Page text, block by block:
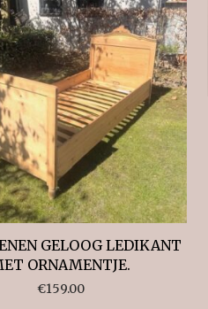
GELOOG LEDIKANT
ORNAMENTJE.
€159.00